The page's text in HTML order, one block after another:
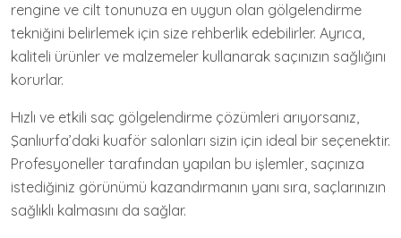
rengine ve cilt tonunuza en uygun olan gölgelendirme
tekniğini belirlemek için size rehberlik edebilirler. Ayrıca,
kaliteli ürünler ve malzemeler kullanarak saçınızın sağlığını
korurlar.
Hızlı ve etkili saç gölgelendirme çözümleri arıyorsanız,
Şanlıurfa’daki kuaför salonları sizin için ideal bir seçenektir.
Profesyoneller tarafından yapılan bu işlemler, saçınıza
istediğiniz görünümü kazandırmanın yanı sıra, saçlarınızın
sağlıklı kalmasını da sağlar.